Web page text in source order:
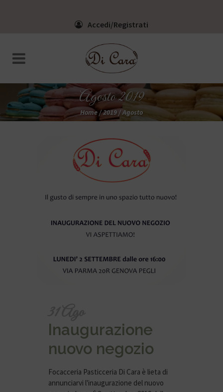
Accedi/Registrati
Agosto 2019
Home/2019 /Agosto
Inaugurazione
nuovo negozio
Focacceria Pasticceria Di Cara è lieta di
annunciarvi l'inaugurazione del nuovo